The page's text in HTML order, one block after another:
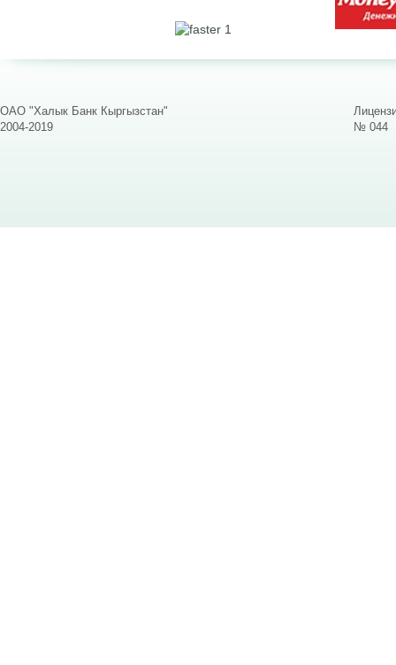
ОАО "Халык Банк Кыргызстан"
2004-2019
№ 044